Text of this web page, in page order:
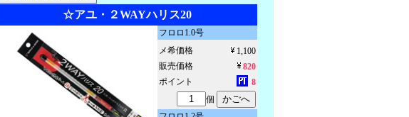
☆アユ・２WAYハリス20
フロロ1.0号
メ希価格
1,100
販売価格
820
ポイント
8
個